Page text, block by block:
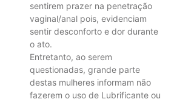
sentirem prazer na penetração
vaginal/anal pois, evidenciam
sentir desconforto e dor durante
o ato.
Entretanto, ao serem
questionadas, grande parte
destas mulheres informam não
fazerem o uso de Lubrificante ou